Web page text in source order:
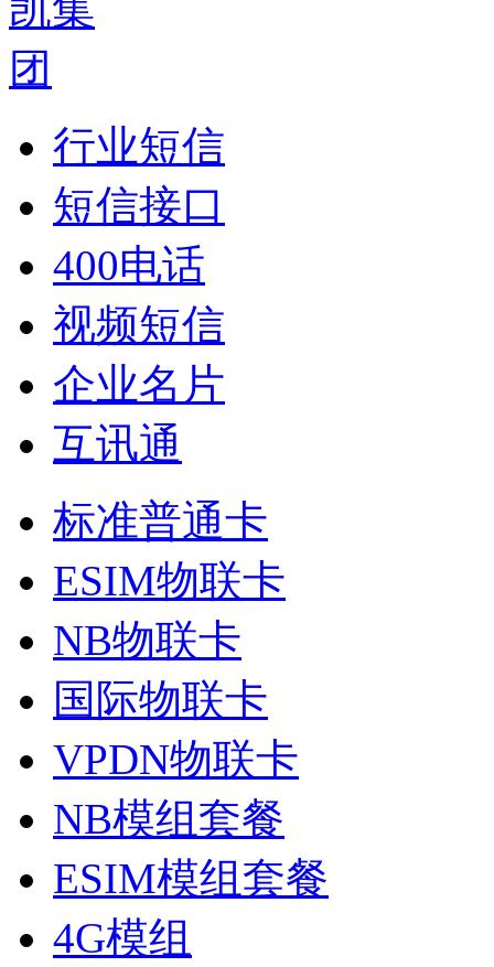
行业短信
短信接口
400电话
视频短信
企业名片
互讯通
标准普通卡
ESIM物联卡
NB物联卡
国际物联卡
VPDN物联卡
NB模组套餐
ESIM模组套餐
4G模组